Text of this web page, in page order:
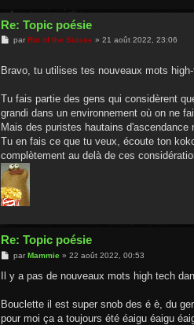
Re: Topic poésie
M
s
a
e
par Roi of the Suisse » 21 août 2022, 23:06
Bravo, tu utilises tes nouveaux mots
Tu fais partie des gens qui considèrent
grandi dans un environnement où on ne
Mais des puristes hautains d'ascendance
Tu en fais ce que tu veux, écoute ton
complètement au delà de ces
Re: Topic poésie
M
s
s
g
par Mammie» 22 août 2022, 00:53
Il y a pas de nouveaux mots high tech
Bouclette il est super snob des é è, du
pour moi ça a toujours été éaigu éaigu